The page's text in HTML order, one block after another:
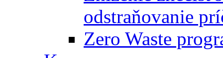
odstraňovanie
Zero Waste